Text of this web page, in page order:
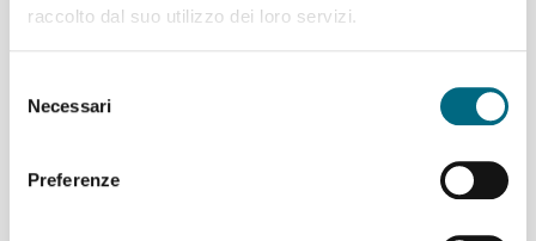
raccolto dal suo utilizzo dei loro servizi.
delNecessari
Preferenze
Articoli recenti
Linee AMT per l’incontro di calcio Genoa – Deportivo La
domenica 9 agosto